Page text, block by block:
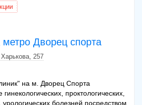
Дворец спорта
Харькова, 257
на м. Дворец Спорта
проктологических,
урологических болезней посредством